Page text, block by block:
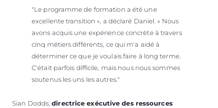
"Le programme de formation a été une
excellente transition », a déclaré Daniel. « Nous
avons acquis une expérience concrète à travers
cinq métiers différents, ce qui m'a aidé à
déterminer ce que je voulais faire à long terme.
C'était parfois difficile, mais nous nous sommes
soutenus les uns les autres."
Sian Dodds,directrice exécutive des ressources